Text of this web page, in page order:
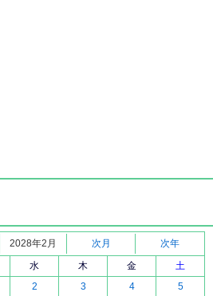
2028年2月 次月
次年
水 木 金
土
2 3 4 5